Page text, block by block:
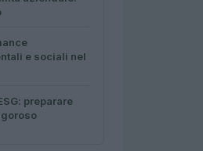
e sociali nel
preparare